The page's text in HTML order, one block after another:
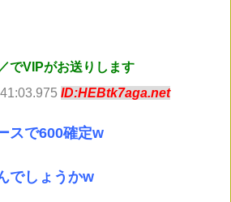
でVIPがお送りします
ID:HEBtk7aga.net
スで600確定w
でしょうかw